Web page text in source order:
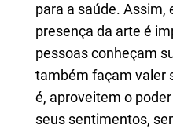
para a saúde. Assim,
presença da arte é
pessoas conheçam
também façam valer
é, aproveitem o
seus sentimentos,